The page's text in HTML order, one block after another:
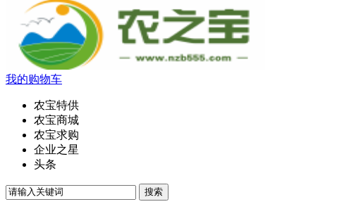
我的购物车
农宝特供
农宝商城
农宝求购
企业之星
头条